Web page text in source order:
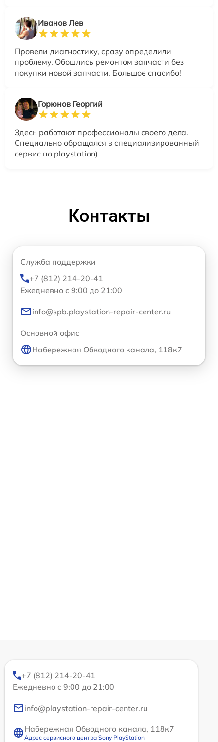
Иванов Лев
Провели диагностику, сразу определили
проблему. Обошлись ремонтом запчасти без
покупки новой запчасти. Большое спасибо!
Горюнов Георгий
Здесь работают профессионалы своего дела.
Специально обращался в специализированный
сервис по playstation)
Контакты
Служба поддержки
+7 (812) 214-20-41
Ежедневно с 9:00 до 21:00
info@spb.playstation-repair-center.ru
Основной офис
Набережная Обводного канала, 118к7
+7 (812) 214-20-41
Ежедневно с 9:00 до 21:00
info@playstation-repair-center.ru
Набережная Обводного канала, 118к7
Адрес сервисного центра Sony PlayStation